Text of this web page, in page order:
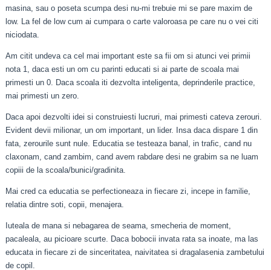
masina, sau o poseta scumpa desi nu-mi trebuie mi se pare maxim de
low. La fel de low cum ai cumpara o carte valoroasa pe care nu o vei citi
niciodata.
Am citit undeva ca cel mai important este sa fii om si atunci vei primii
nota 1, daca esti un om cu parinti educati si ai parte de scoala mai
primesti un 0. Daca scoala iti dezvolta inteligenta, deprinderile practice,
mai primesti un zero.
Daca apoi dezvolti idei si construiesti lucruri, mai primesti cateva zerouri.
Evident devii milionar, un om important, un lider. Insa daca dispare 1 din
fata, zerourile sunt nule. Educatia se testeaza banal, in trafic, cand nu
claxonam, cand zambim, cand avem rabdare desi ne grabim sa ne luam
copiii de la scoala/bunici/gradinita.
Mai cred ca educatia se perfectioneaza in fiecare zi, incepe in familie,
relatia dintre soti, copii, menajera.
Iuteala de mana si nebagarea de seama, smecheria de moment,
pacaleala, au picioare scurte. Daca bobocii invata rata sa inoate, ma las
educata in fiecare zi de sinceritatea, naivitatea si dragalasenia zambetului
de copil.